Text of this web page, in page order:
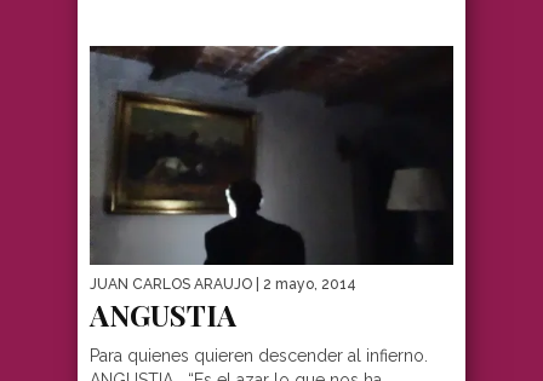
JUAN CARLOS ARAUJO | 2 mayo, 2014
ANGUSTIA
Para quienes quieren descender al infierno.